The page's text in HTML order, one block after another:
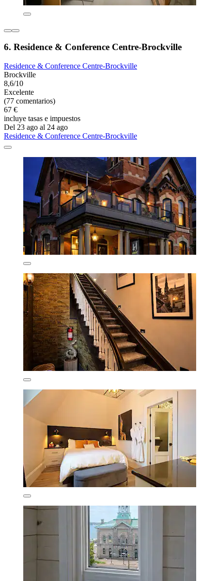
6. Residence & Conference Centre-Brockville
Residence & Conference Centre-Brockville
Brockville
8,6/10
Excelente
(77 comentarios)
67 €
incluye tasas e impuestos
Del 23 ago al 24 ago
Residence & Conference Centre-Brockville